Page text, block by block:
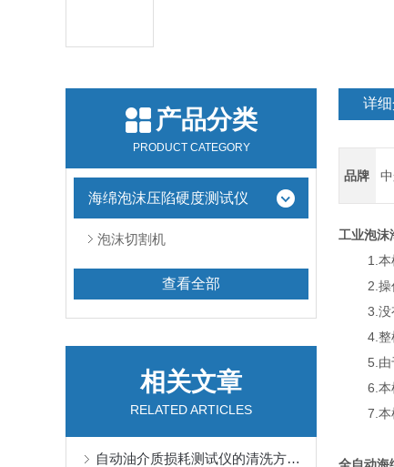
产品分类
PRODUCT CATEGORY
海绵泡沫压陷硬度测试仪
泡沫切割机
查看全部
相关文章
RELATED ARTICLES
自动油介质损耗测试仪的清洗方法介绍
详
品牌
工业泡沫
1.本机
2.操作
3.没有
4.整机
5.由于
6.本机
7.本